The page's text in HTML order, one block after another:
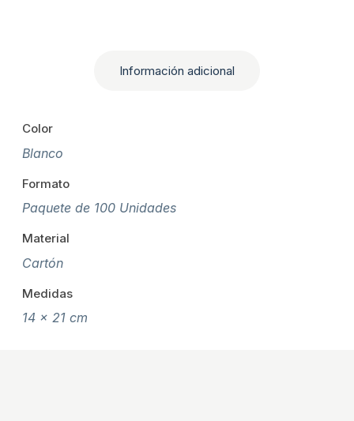
Información adicional
Color
Blanco
Formato
Paquete de 100 Unidades
Material
Cartón
Medidas
14 x 21 cm